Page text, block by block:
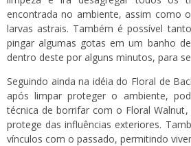
encontrada no ambiente, assim como
larvas astrais. Também é possível
pingar algumas gotas em um banho
dentro deste por alguns minutos, para
Seguindo ainda na idéia do Floral de
após limpar proteger o ambiente,
técnica de borrifar com o Floral
protege das influências exteriores.
vínculos com o passado, permitindo